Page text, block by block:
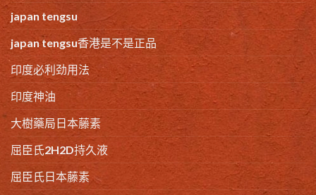
japan tengsu
japan tengsu香港是不是正品
印度必利劲用法
印度神油
大樹藥局日本藤素
屈臣氏2H2D持久液
屈臣氏日本藤素